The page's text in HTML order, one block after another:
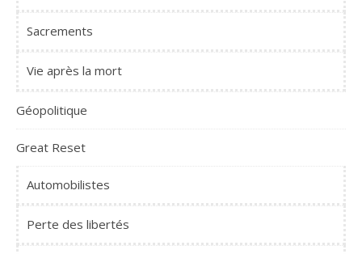
Sacrements
Vie après la mort
Géopolitique
Great Reset
Automobilistes
Perte des libertés